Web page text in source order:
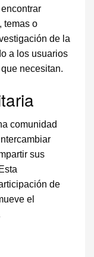
temas o
de la
a los usuarios
necesitan.
comunidad
sus
de
el